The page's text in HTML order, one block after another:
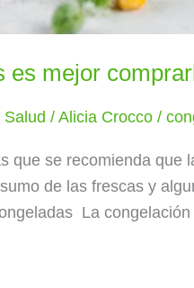
es mejor
Salud /Alicia Crocco/
que se recomienda
de las frescas y
La